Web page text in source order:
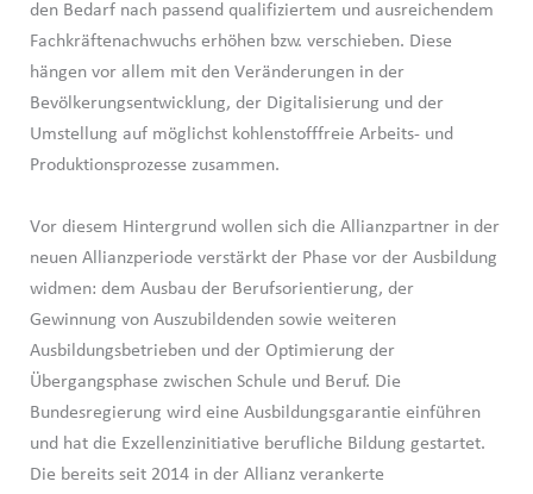
den Bedarf nach passend qualifiziertem und ausreichendem
Fachkräftenachwuchs erhöhen bzw. verschieben. Diese
hängen vor allem mit den Veränderungen in der
Bevölkerungsentwicklung, der Digitalisierung und der
Umstellung auf möglichst kohlenstofffreie Arbeits- und
Produktionsprozesse zusammen.
Vor diesem Hintergrund wollen sich die Allianzpartner in der
neuen Allianzperiode verstärkt der Phase vor der Ausbildung
widmen: dem Ausbau der Berufsorientierung, der
Gewinnung von Auszubildenden sowie weiteren
Ausbildungsbetrieben und der Optimierung der
Übergangsphase zwischen Schule und Beruf. Die
Bundesregierung wird eine Ausbildungsgarantie einführen
und hat die Exzellenzinitiative berufliche Bildung gestartet.
Die bereits seit 2014 in der Allianz verankerte